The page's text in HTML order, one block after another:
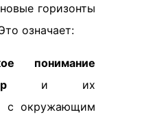
горизонты
означает:
понимание
и их
с окружающим